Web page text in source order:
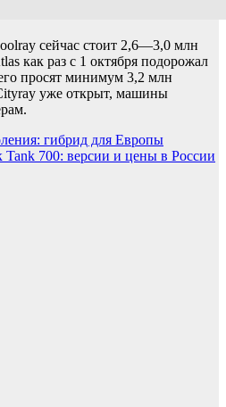
сейчас стоит 2,6—3,0 млн
как раз с 1 октября подорожал
просят минимум 3,2 млн
уже открыт, машины
гибрид для Европы
700: версии и цены в России